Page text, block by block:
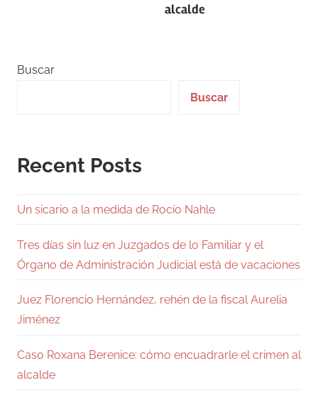
alcalde
Buscar
Buscar
Recent Posts
Un sicario a la medida de Rocío Nahle
Tres días sin luz en Juzgados de lo Familiar y el
Órgano de Administración Judicial está de vacaciones
Juez Florencio Hernández, rehén de la fiscal Aurelia
Jiménez
Caso Roxana Berenice: cómo encuadrarle el crimen al
alcalde